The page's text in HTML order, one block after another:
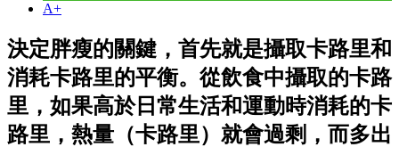
A+
決定胖瘦的關鍵，首先就是攝取卡路里和
消耗卡路里的平衡。從飲食中攝取的卡路
里，如果高於日常生活和運動時消耗的卡
路里，熱量（卡路里）就會過剩，而多出